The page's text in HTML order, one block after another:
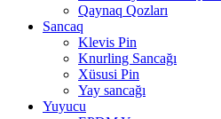
Qaynaq Qozları
Sancaq
Klevis Pin
Knurling Sancağı
Xüsusi Pin
Yay sancağı
Yuyucu